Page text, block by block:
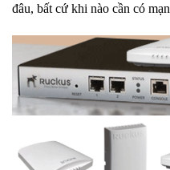
đâu, bất cứ khi nào cần có